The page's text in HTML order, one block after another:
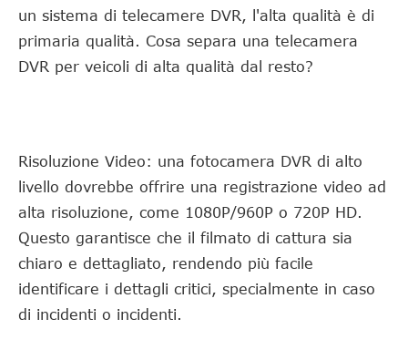
un sistema di telecamere DVR, l'alta qualità è di
primaria qualità. Cosa separa una telecamera
DVR per veicoli di alta qualità dal resto?
Risoluzione Video: una fotocamera DVR di alto
livello dovrebbe offrire una registrazione video ad
alta risoluzione, come 1080P/960P o 720P HD.
Questo garantisce che il filmato di cattura sia
chiaro e dettagliato, rendendo più facile
identificare i dettagli critici, specialmente in caso
di incidenti o incidenti.